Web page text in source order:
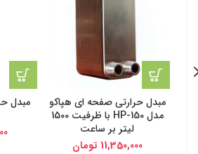
مبدل حرارتی صفحه ای هپاکو
مدل HP-150 با ظرفیت 1500
لیتر بر ساعت
11,350,000 تومان
مبدل